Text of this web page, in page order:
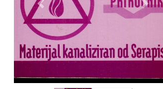
Previous Next